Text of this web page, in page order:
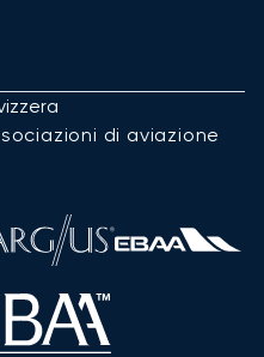
di aviazione